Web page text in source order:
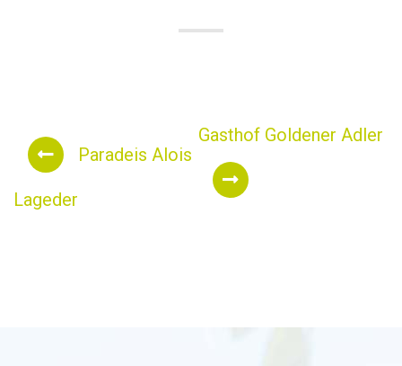
Paradeis Alois
Lageder
Gasthof Goldener Adler